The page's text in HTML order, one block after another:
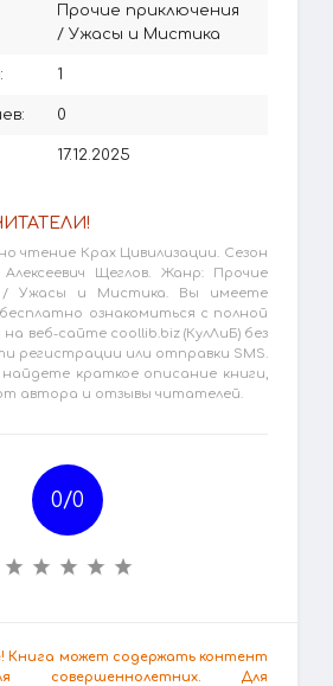
Прочие приключения
/ Ужасы и Мистика
1
0
17.12.2025
чтение Крах Цивилизации. Сезон
Щеглов. Жанр: Прочие
/ Ужасы и Мистика. Вы имеете
ознакомиться с полной
на веб-сайте coollib.biz (КулЛиБ) без
регистрации или отправки SMS.
краткое описание книги,
автора и отзывы читателей.
0/0
Книга может содержать контент
совершеннолетних. Для